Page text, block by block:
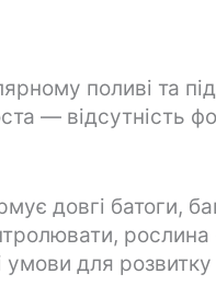
поливі та
— відсутність
довгі батоги,
рослина
умови для